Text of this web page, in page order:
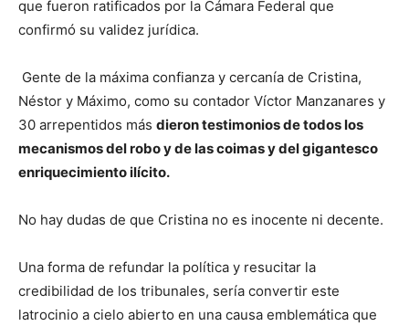
que fueron ratificados por la Cámara Federal que
confirmó su validez jurídica.
Gente de la máxima confianza y cercanía de Cristina,
Néstor y Máximo, como su contador Víctor Manzanares y
30 arrepentidos más dieron testimonios de todos los
mecanismos del robo y de las coimas y del gigantesco
enriquecimiento ilícito.
No hay dudas de que Cristina no es inocente ni decente.
Una forma de refundar la política y resucitar la
credibilidad de los tribunales, sería convertir este
latrocinio a cielo abierto en una causa emblemática que